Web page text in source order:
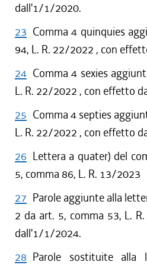
dall'1/1/2020.
23 Comma 4 quinquies
94, L. R. 22/2022 , con
24 Comma 4 sexies
L. R. 22/2022 , con effetto
25 Comma 4 septies
L. R. 22/2022 , con effetto
26 Lettera a quater) del
5, comma 86, L. R. 13/2023
27 Parole aggiunte alla
2 da art. 5, comma 53, L.
dall'1/1/2024.
28 Parole sostituite alla